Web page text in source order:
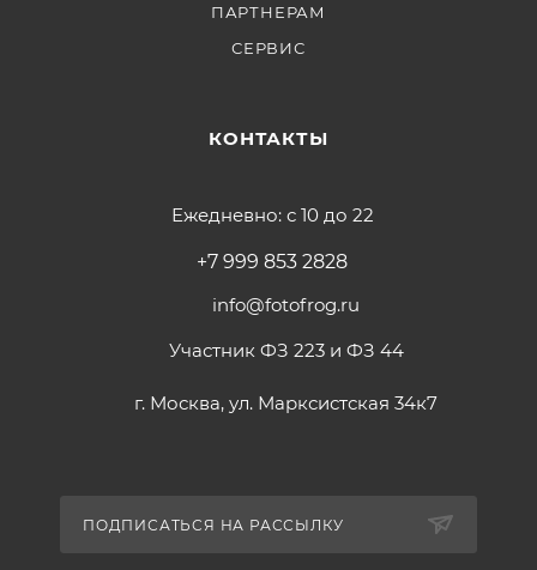
ПАРТНЕРАМ
СЕРВИС
КОНТАКТЫ
Ежедневно: с 10 до 22
+7 999 853 2828
info@fotofrog.ru
Участник ФЗ 223 и ФЗ 44
г. Москва, ул. Марксистская 34к7
ПОДПИСАТЬСЯ НА РАССЫЛКУ